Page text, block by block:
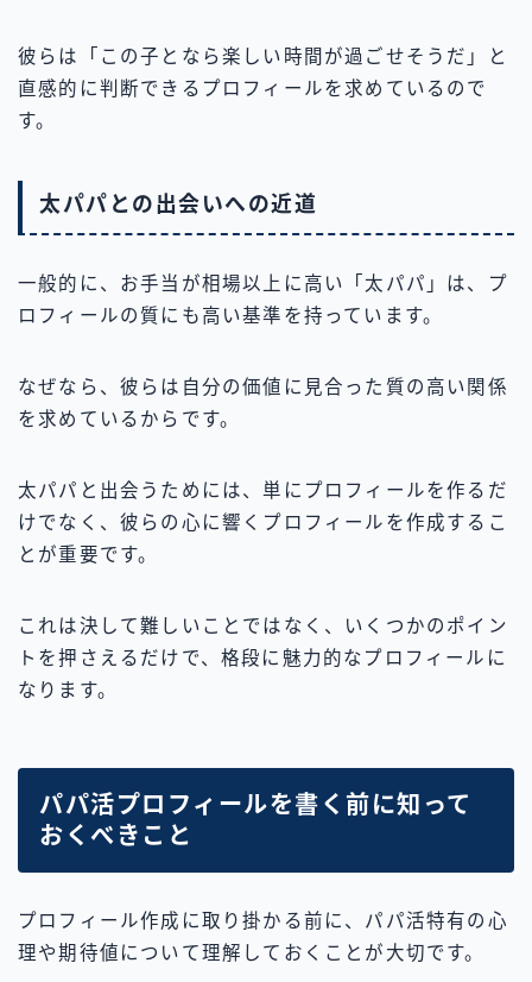
彼らは「この子となら楽しい時間が過ごせそうだ」と
直感的に判断できるプロフィールを求めているので
す。
太パパとの出会いへの近道
一般的に、お手当が相場以上に高い「太パパ」は、プ
ロフィールの質にも高い基準を持っています。
なぜなら、彼らは自分の価値に見合った質の高い関係
を求めているからです。
太パパと出会うためには、単にプロフィールを作るだ
けでなく、彼らの心に響くプロフィールを作成するこ
とが重要です。
これは決して難しいことではなく、いくつかのポイン
トを押さえるだけで、格段に魅力的なプロフィールに
なります。
パパ活プロフィールを書く前に知って
おくべきこと
プロフィール作成に取り掛かる前に、パパ活特有の心
理や期待値について理解しておくことが大切です。